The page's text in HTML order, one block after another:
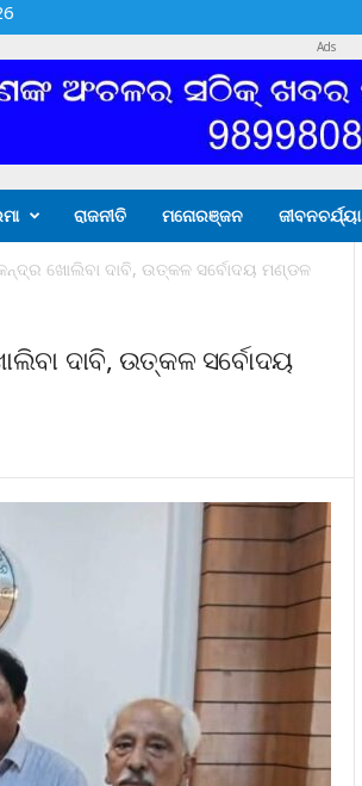
Ads
ରାଜନୀତି ମନୋରଞ୍ଜନ ଜୀବନଚର୍ଯ୍ୟା
ଖୋଲିବା ଦାବି, ଉତ୍କଳ ସର୍ବୋଦୟ ମଣ୍ଡଳ
ଦାବି, ଉତ୍କଳ ସର୍ବୋଦୟ